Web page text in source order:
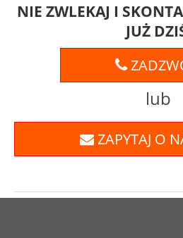
NIE ZWLEKAJ I
JUŻ
lub
ZAPYTAJ O